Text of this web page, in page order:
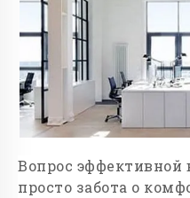
Вопрос эффективной
просто забота о